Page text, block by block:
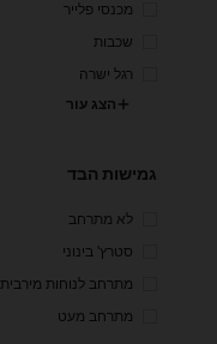
מכנסי פלייר
שכבות
רגל ישרה
הצג עור
גמישות הבד
לא מתרחב
סטרץ' בינוני
מתרחב לנוחות מירבית
מתרחב מעט